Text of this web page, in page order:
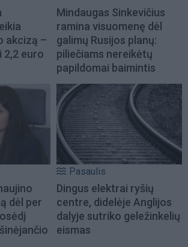
akcizą –
2,2 euro
Mindaugas Sinkevičius
ramina visuomenę dėl
galimų Rusijos planų:
piliečiams nereikėtų
papildomai baimintis
dėl per
Pasaulis
Dingus elektrai ryšių
centre, didelėje Anglijos
dalyje sutriko geležinkelių
eismas